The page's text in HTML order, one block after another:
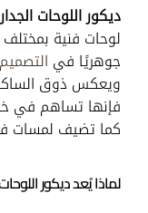
ديكور اللوحات
لوحات فنية بمختلف
جوهريًا في
ويعكس ذوق
فإنها تساهم في
كما تضيف لمسات
لماذا يُعد ديكور